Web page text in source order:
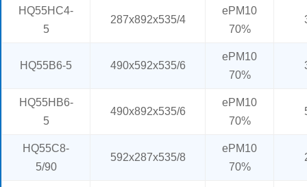
HQ55HC4-
5
287x892x535/4
ePM10
70%
HQ55B6-5 490x592x535/6
ePM10
70%
HQ55HB6-
5
490x892x535/6
ePM10
70%
HQ55C8-
5/90
592x287x535/8
ePM10
70%